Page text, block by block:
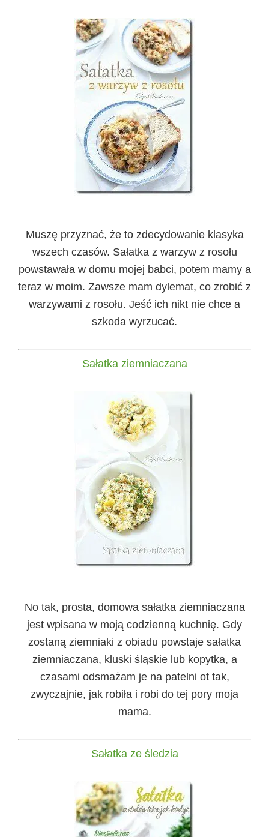
Muszę przyznać, że to zdecydowanie klasyka
wszech czasów. Sałatka z warzyw z rosołu
powstawała w domu mojej babci, potem mamy a
teraz w moim. Zawsze mam dylemat, co zrobić z
warzywami z rosołu. Jeść ich nikt nie chce a
szkoda wyrzucać.
Sałatka ziemniaczana
No tak, prosta, domowa sałatka ziemniaczana
jest wpisana w moją codzienną kuchnię. Gdy
zostaną ziemniaki z obiadu powstaje sałatka
ziemniaczana, kluski śląskie lub kopytka, a
czasami odsmażam je na patelni ot tak,
zwyczajnie, jak robiła i robi do tej pory moja
mama.
Sałatka ze śledzia